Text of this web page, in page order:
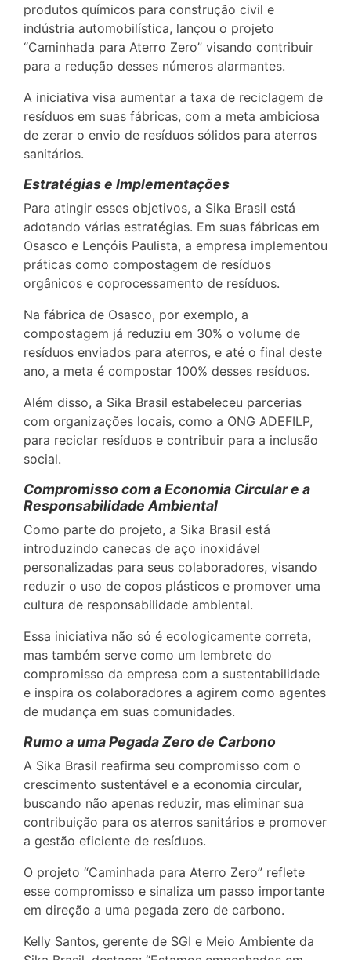
produtos químicos para construção civil e
indústria automobilística, lançou o projeto
“Caminhada para Aterro Zero” visando contribuir
para a redução desses números alarmantes.
A iniciativa visa aumentar a taxa de reciclagem de
resíduos em suas fábricas, com a meta ambiciosa
de zerar o envio de resíduos sólidos para aterros
sanitários.
Estratégias e Implementações
Para atingir esses objetivos, a Sika Brasil está
adotando várias estratégias. Em suas fábricas em
Osasco e Lençóis Paulista, a empresa implementou
práticas como compostagem de resíduos
orgânicos e coprocessamento de resíduos.
Na fábrica de Osasco, por exemplo, a
compostagem já reduziu em 30% o volume de
resíduos enviados para aterros, e até o final deste
ano, a meta é compostar 100% desses resíduos.
Além disso, a Sika Brasil estabeleceu parcerias
com organizações locais, como a ONG ADEFILP,
para reciclar resíduos e contribuir para a inclusão
social.
Compromisso com a Economia Circular e a
Responsabilidade Ambiental
Como parte do projeto, a Sika Brasil está
introduzindo canecas de aço inoxidável
personalizadas para seus colaboradores, visando
reduzir o uso de copos plásticos e promover uma
cultura de responsabilidade ambiental.
Essa iniciativa não só é ecologicamente correta,
mas também serve como um lembrete do
compromisso da empresa com a sustentabilidade
e inspira os colaboradores a agirem como agentes
de mudança em suas comunidades.
Rumo a uma Pegada Zero de Carbono
A Sika Brasil reafirma seu compromisso com o
crescimento sustentável e a economia circular,
buscando não apenas reduzir, mas eliminar sua
contribuição para os aterros sanitários e promover
a gestão eficiente de resíduos.
O projeto “Caminhada para Aterro Zero” reflete
esse compromisso e sinaliza um passo importante
em direção a uma pegada zero de carbono.
Kelly Santos, gerente de SGI e Meio Ambiente da